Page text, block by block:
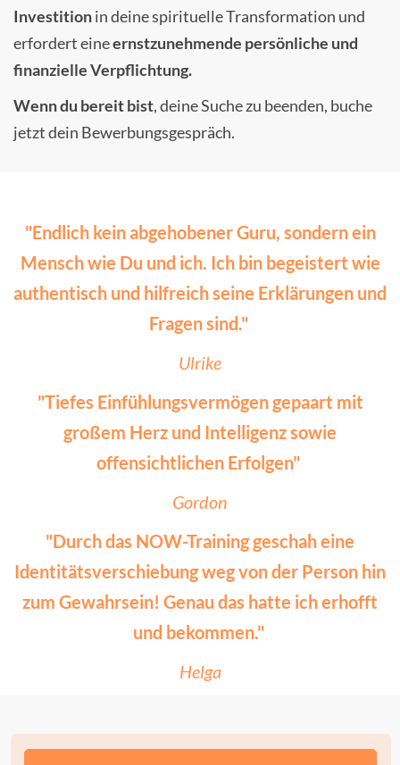
Investitionin deine spirituelle Transformation und
erfordert eineernstzunehmende persönliche und
finanzielle Verpflichtung.
Wenn du bereit bist, deine Suche zu beenden, buche
jetzt dein Bewerbungsgespräch.
"Endlich kein abgehobener Guru, sondern ein
Mensch wie Du und ich. Ich bin begeistert wie
authentisch und hilfreich seine Erklärungen und
Fragen sind."
Ulrike
"Tiefes Einfühlungsvermögen gepaart mit
großem Herz und Intelligenz sowie
offensichtlichen Erfolgen"
Gordon
"Durch das NOW-Training geschah eine
Identitätsverschiebung weg von der Person hin
zum Gewahrsein! Genau das hatte ich erhofft
und bekommen."
Helga